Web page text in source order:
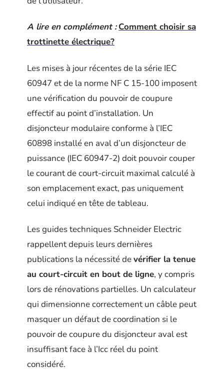
A lire en complément : Comment choisir sa
trottinette électrique?
Les mises à jour récentes de la série IEC
60947 et de la norme NF C 15-100 imposent
une vérification du pouvoir de coupure
effectif au point d’installation. Un
disjoncteur modulaire conforme à l’IEC
60898 installé en aval d’un disjoncteur de
puissance (IEC 60947-2) doit pouvoir couper
le courant de court-circuit maximal calculé à
son emplacement exact, pas uniquement
celui indiqué en tête de tableau.
Les guides techniques Schneider Electric
rappellent depuis leurs dernières
publications la nécessité devérifier la tenue
au court-circuit en bout de ligne, y compris
lors de rénovations partielles. Un calculateur
qui dimensionne correctement un câble peut
masquer un défaut de coordination si le
pouvoir de coupure du disjoncteur aval est
insuffisant face à l’Icc réel du point
considéré.